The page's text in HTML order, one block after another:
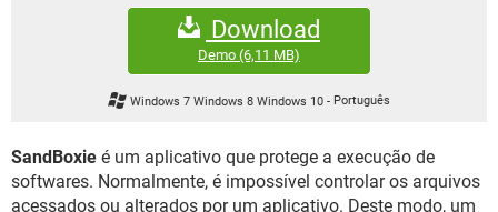
EXCEL
GMAIL
FACEBOOK
EXCEL
GMAIL
WHATSAPP
INSTAGRAM GMAIL
GUIA DE COMPRAS
Download
Demo (6,11 MB)
Windows 7 Windows 8 Windows 10- Português
SandBoxie é um aplicativo que protege a execução de
softwares. Normalmente, é impossível controlar os arquivos
acessados ou alterados por um aplicativo. Deste modo, um